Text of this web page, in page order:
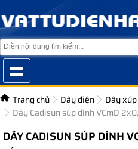
Trang chủ Dây điện
Dây
Dây Cadisun súp dính VCmD
DÂY CADISUN SÚP DÍNH